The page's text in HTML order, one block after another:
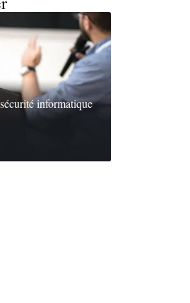
informatique